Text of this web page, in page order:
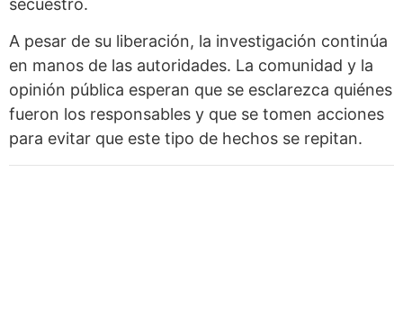
secuestro.
A pesar de su liberación, la investigación continúa
en manos de las autoridades. La comunidad y la
opinión pública esperan que se esclarezca quiénes
fueron los responsables y que se tomen acciones
para evitar que este tipo de hechos se repitan.